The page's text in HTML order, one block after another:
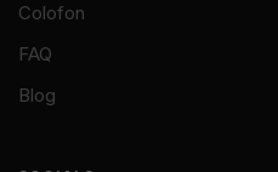
Colofon
FAQ
Blog